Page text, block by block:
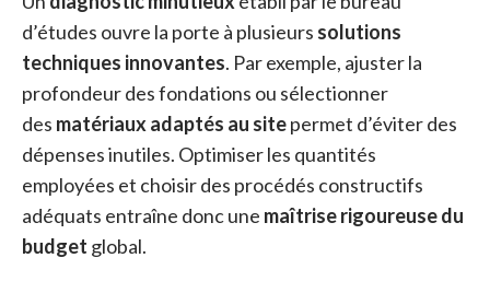
d’études ouvre la porte à plusieurs solutions
techniques innovantes. Par exemple, ajuster la
profondeur des fondations ou sélectionner
des matériaux adaptés au sitepermet d’éviter des
dépenses inutiles. Optimiser les quantités
employées et choisir des procédés constructifs
adéquats entraîne donc une maîtrise rigoureuse du
budget global.